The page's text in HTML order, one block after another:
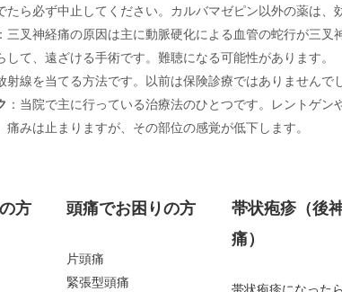
たら必ず中止してください。カルバマゼピン以外の薬は、
：三叉神経痛の原因は主に動脈硬化による血管の蛇行が三
して、遠ざける手術です。難聴になる可能性があります。
射線を当てる方法です。以前は保険診療ではありません
：当院で主に行っている治療法のひとつです。レントゲ
痛みは止まりますが、その部位の感覚が低下します。
方 頭痛でお困りの方
片頭痛
緊張型頭痛
帯状疱疹（後
痛）
帯状疱疹になったら